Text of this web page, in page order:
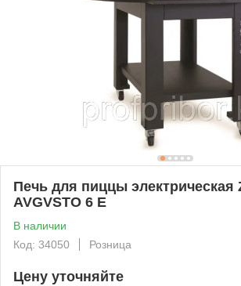
Печь для пиццы электрическая
AVGVSTO 6 E
В наличии
Код: 34050
Розница
Цену уточняйте